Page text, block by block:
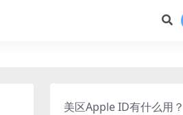
美区Apple ID有什么用？